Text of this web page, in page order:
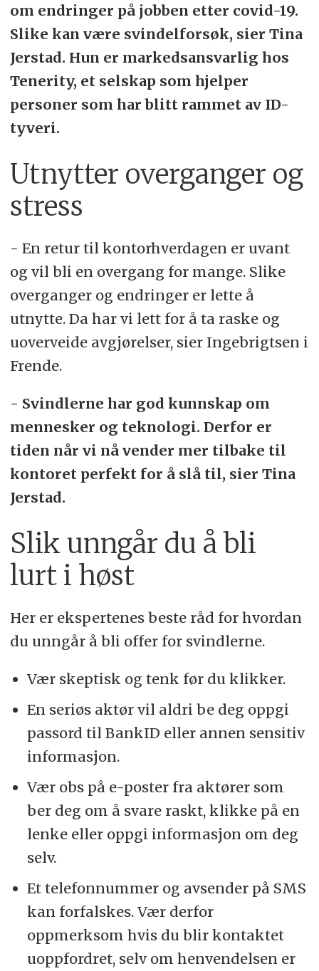
om endringer på jobben etter covid-19.
Slike kan være svindelforsøk, sier Tina
Jerstad. Hun er markedsansvarlig hos
Tenerity, et selskap som hjelper
personer som har blitt rammet av ID-
tyveri.
Utnytter overganger og
stress
- En retur til kontorhverdagen er uvant
og vil bli en overgang for mange. Slike
overganger og endringer er lette å
utnytte. Da har vi lett for å ta raske og
uoverveide avgjørelser, sier Ingebrigtsen i
Frende.
- Svindlerne har god kunnskap om
mennesker og teknologi. Derfor er
tiden når vi nå vender mer tilbake til
kontoret perfekt for å slå til, sier Tina
Jerstad.
Slik unngår du å bli
lurt i høst
Her er ekspertenes beste råd for hvordan
du unngår å bli offer for svindlerne.
Vær skeptisk og tenk før du klikker.
En seriøs aktør vil aldri be deg oppgi
passord til BankID eller annen sensitiv
informasjon.
Vær obs på e-poster fra aktører som
ber deg om å svare raskt, klikke på en
lenke eller oppgi informasjon om deg
selv.
Et telefonnummer og avsender på SMS
kan forfalskes. Vær derfor
oppmerksom hvis du blir kontaktet
uoppfordret, selv om henvendelsen er